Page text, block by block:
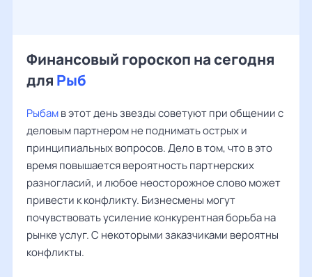
Финансовый гороскоп на сегодня
для Рыб
Рыбамв этот день звезды советуют при общении с
деловым партнером не поднимать острых и
принципиальных вопросов. Дело в том, что в это
время повышается вероятность партнерских
разногласий, и любое неосторожное слово может
привести к конфликту. Бизнесмены могут
почувствовать усиление конкурентная борьба на
рынке услуг. С некоторыми заказчиками вероятны
конфликты.